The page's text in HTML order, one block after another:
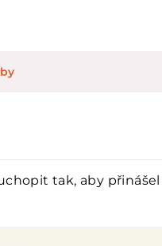
tak, aby